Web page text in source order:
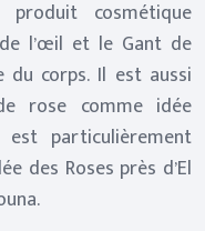
cosmétique
l’œil et le Gant de
du corps. Il est aussi
rose comme idée
particulièrement
des Roses près d’El